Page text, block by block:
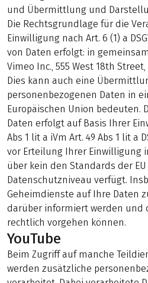
und Übermittlung und
Die Rechtsgrundlage für die
Einwilligung nach Art. 6 (1) a
von Daten erfolgt: in
Vimeo Inc., 555 West 18th Street,
Dies kann auch eine
personenbezogenen Daten in
Europäischen Union bedeuten.
Daten erfolgt auf Basis Ihrer
Abs 1 lit a iVm Art. 49 Abs 1 lit a
vor Erteilung Ihrer Einwilligung
über kein den Standards der
Datenschutzniveau verfügt.
Geheimdienste auf Ihre Daten
darüber informiert werden und
rechtlich vorgehen können.
YouTube
Beim Zugriff auf manche
werden zusätzliche